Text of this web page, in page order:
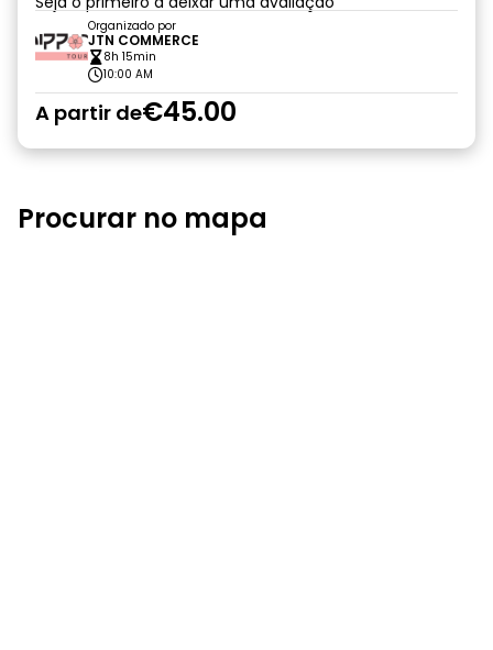
Organizado por
JTN COMMERCE
8h 15min
10:00 AM
A partir de€45.00
Procurar no mapa